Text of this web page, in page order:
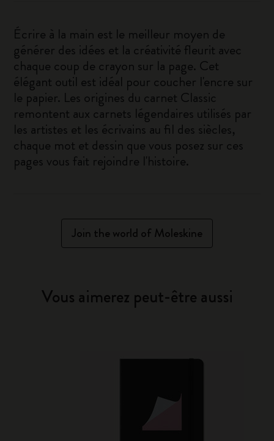
Écrire à la main est le meilleur moyen de
générer des idées et la créativité fleurit avec
chaque coup de crayon sur la page. Cet
élégant outil est idéal pour coucher l'encre sur
le papier. Les origines du carnet Classic
remontent aux carnets légendaires utilisés par
les artistes et les écrivains au fil des siècles,
chaque mot et dessin que vous posez sur ces
pages vous fait rejoindre l'histoire.
Join the world of Moleskine
Vous aimerez peut-être aussi